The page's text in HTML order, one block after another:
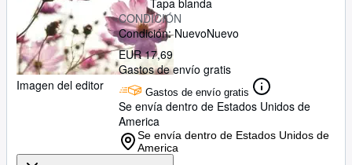
CERRAR
Imagen del editor
Tapa blanda
CONDICIÓN
Condición: NuevoNuevo
EUR 17,69
Gastos de envío gratis
Gastos de envío gratis
Se envía dentro de Estados Unidos de
America
Se envía dentro de Estados Unidos de
America